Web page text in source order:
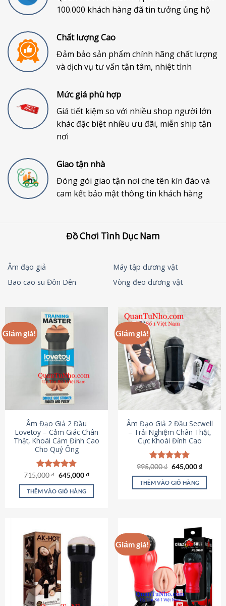
100.000 khách hàng đã tin tưởng ủng hộ
Chất lượng Cao
Đảm bảo sản phẩm chính hãng chất lượng
và dịch vụ tư vấn tận tâm, nhiệt tình
Mức giá phù hợp
Giá tiết kiệm so với nhiều shop người lớn
khác đặc biệt nhiều ưu đãi, miễn ship tận
nơi
Giao tận nhà
Đóng gói giao tận nơi che tên kín đáo và
cam kết bảo mật thông tin khách hàng
Đồ Chơi Tình Dục Nam
Âm đạo giả
Máy tập dương vật
Bao cao su Đôn Dên
Vòng đeo dương vật
Giảm giá!
Âm Đạo Giả 2 Đầu
Lovetoy – Cảm Giác Chân
Thật, Khoái Cảm Đỉnh Cao
Cho Quý Ông
Được xếp
hạng4.79
5 sao
715,000₫ Giá
là:
715,000 ₫.
645,000₫Giá
tại
THÊM VÀO GIỎ HÀNG
Giảm giá!
Âm Đạo Giả 2 Đầu Secwell
– Trải Nghiệm Chân Thật,
Cực Khoái Đỉnh Cao
Được xếp
hạng4.88
5 sao
995,000₫ Giá
là:
995,000 ₫.
645,000₫Giá
tại
THÊM VÀO GIỎ HÀNG
Giảm giá!